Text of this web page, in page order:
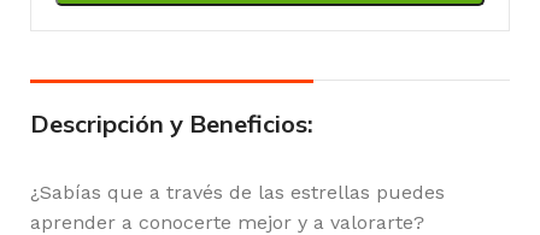
Descripción y Beneficios:
¿Sabías que a través de las estrellas puedes
aprender a conocerte mejor y a valorarte?